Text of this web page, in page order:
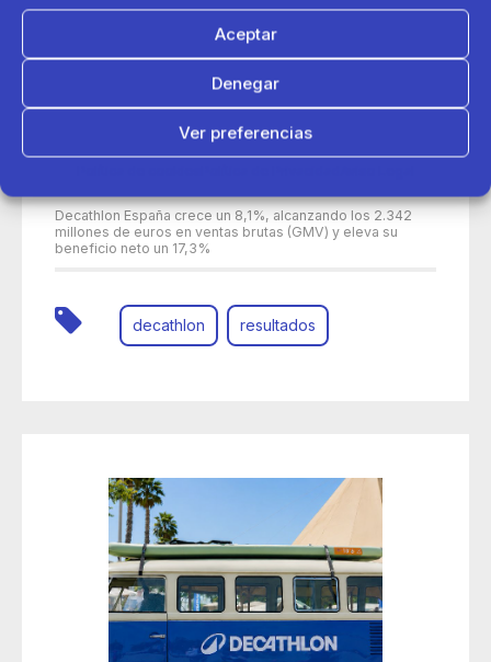
Aceptar
Denegar
Ver preferencias
Decathlon España crece un 8,1%, alcanzando los 2.342
millones de euros en ventas brutas (GMV) y eleva su
beneficio neto un 17,3%
decathlon resultados